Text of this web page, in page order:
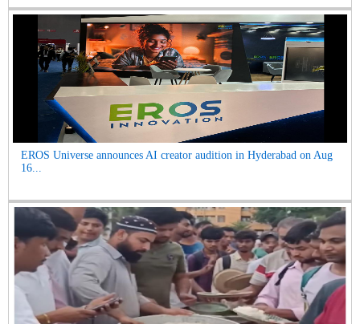
EROS Universe announces AI creator audition in Hyderabad on Aug
16...